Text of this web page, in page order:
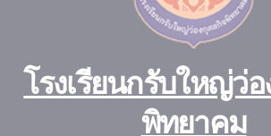
โรงเรียนกรับใหญ่ว่
พิทยาคม